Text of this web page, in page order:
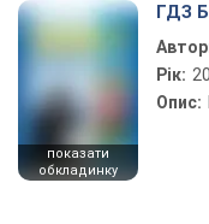
показати
обкладинку
ГДЗ
Рік:
Опис: